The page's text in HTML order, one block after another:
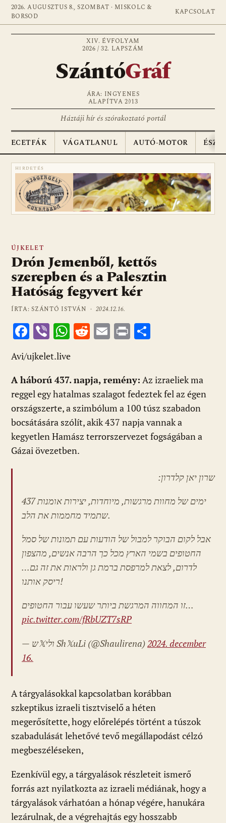
2026. AUGUSZTUS 8., SZOMBAT · MISKOLC &
BORSOD
KAPCSOLAT
XIV. ÉVFOLYAM
2026 / 32. LAPSZÁM
SzántóGráf
ÁRA: INGYENES
ALAPÍTVA 2013
Háztáji hír és szórakoztató portál
ECETFÁK VÁGATLANUL AUTÓ-MOTOR
HIRDETÉS
ÚJKELET
Drón Jemenből, kettős
szerepben és a Palesztin
Hatóság fegyvert kér
ÍRTA: SZÁNTÓ ISTVÁN ·2024.12.16.
F
ac
e
b
o
o
k
Vi
b
er
W
at
s
A
p
p
R
di
t
E
l
Pr
m
e
g
Avi/ujkelet.live
A háború 437. napja, remény: Az izraeliek ma
reggel egy hatalmas szalagot fedeztek fel az égen
országszerte, a szimbólum a 100 túsz szabadon
bocsátására szólít, akik 437 napja vannak a
kegyetlen Hamász terrorszervezet fogságában a
Gázai övezetben.
שרון יאן קלדרון:
437 ימים של מחוות מרגשות, מיוחדות, יצירות אומנות
שתמיד מחממות את הלב.
אבל לקום הבוקר למבול של הודעות עם תמונות של סמל
החטופים בשמי הארץ מכל כך הרבה אנשים, מהצפון
לדרום, לצאת למרפסת ברמת גן ולראות את זה גם…
ריסק אותנו!
זו המחווה המרגשת ביותר שעשו עבור החטופים…
pic.twitter.com/fRbUZT7sRP
— ש𝕏ולי Sh𝕏uLi (@Shaulirena) 2024. december
16.
A tárgyalásokkal kapcsolatban korábban
szkeptikus izraeli tisztviselő a héten
megerősítette, hogy előrelépés történt a túszok
szabadulását lehetővé tevő megállapodást célzó
megbeszéléseken,
Ezenkívül egy, a tárgyalások részleteit ismerő
forrás azt nyilatkozta az izraeli médiának, hogy a
tárgyalások várhatóan a hónap végére, hanukára
lezárulnak, de a végrehajtás egy hosszabb